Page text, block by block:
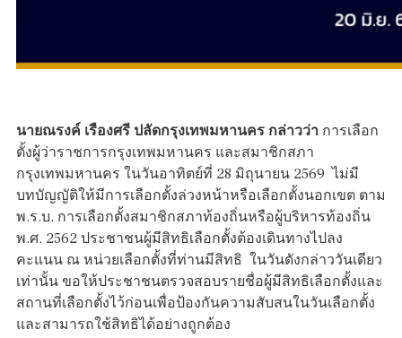
นายณรงค์ เรืองศรี ปลัดกรุงเทพมหานคร กล่าวว่า การเลือก
ตั้งผู้ว่าราชการกรุงเทพมหานคร และสมาชิกสภา
กรุงเทพมหานคร ในวันอาทิตย์ที่ 28 มิถุนายน 2569 ไม่มี
บทบัญญัติให้มีการเลือกตั้งล่วงหน้าหรือเลือกตั้งนอกเขต ตาม
พ.ร.บ. การเลือกตั้งสมาชิกสภาท้องถิ่นหรือผู้บริหารท้องถิ่น
พ.ศ. 2562 ประชาชนผู้มีสิทธิเลือกตั้งต้องเดินทางไปลง
คะแนน ณ หน่วยเลือกตั้งที่ท่านมีสิทธิ ในวันดังกล่าววันเดียว
เท่านั้น ขอให้ประชาชนตรวจสอบรายชื่อผู้มีสิทธิเลือกตั้งและ
สถานที่เลือกตั้งไว้ก่อนเพื่อป้องกันความสับสนในวันเลือกตั้ง
และสามารถใช้สิทธิได้อย่างถูกต้อง